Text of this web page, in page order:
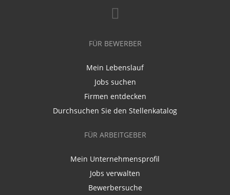
FÜR BEWERBER
Mein Lebenslauf
Jobs suchen
Firmen entdecken
Durchsuchen Sie den Stellenkatalog
FÜR ARBEITGEBER
Mein Unternehmensprofil
Jobs verwalten
Bewerbersuche